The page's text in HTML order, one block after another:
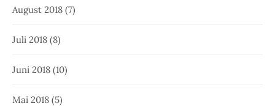
August 2018 (7)
Juli 2018 (8)
Juni 2018 (10)
Mai 2018 (5)